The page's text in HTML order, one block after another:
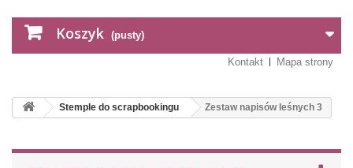
Koszyk (pusty)
Kontakt Mapa strony
Stemple do scrapbookingu Zestaw napisów leśnych 3